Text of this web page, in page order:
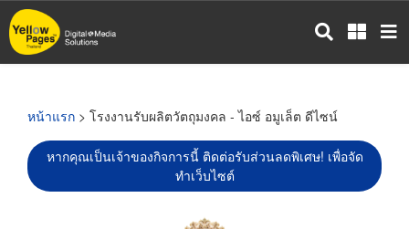
ข้าม
ไป
หน้าแรก > โรงงานรับผลิตวัตถุมงคล - ไอซ์ อมูเล็ต ดีไซน์
หากคุณเป็นเจ้าของกิจการนี้ ติดต่อรับส่วนลดพิเศษ! เพื่อจัด
ทำเว็บไซต์